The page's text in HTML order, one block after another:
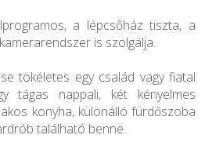
a lépcsőház tiszta, a
is szolgálja.
tökéletes egy család vagy fiatal
tágas nappali, két kényelmes
konyha, különálló fürdőszoba
található benne.